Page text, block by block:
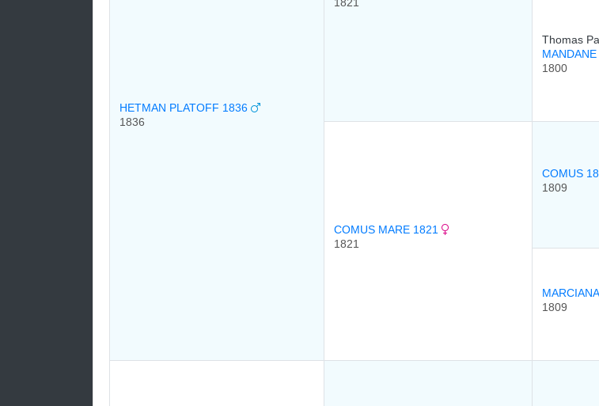
HETMAN PLATOFF 1836
1836
Thomas
MANDANE
1800
COMUS MARE 1821
1821
COMUS
1809
MARCIANA
1809